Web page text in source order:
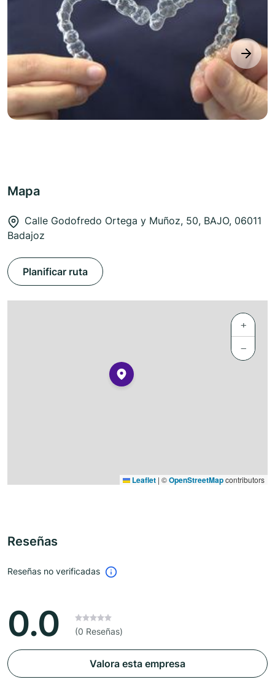
next
Mapa
Calle Godofredo Ortega y Muñoz, 50, BAJO, 06011
Badajoz
Planificar ruta
+
−
Leaflet | ©OpenStreetMapcontributors
Reseñas
Reseñas no verificadas
0.0 (0 Reseñas)
Valora esta empresa